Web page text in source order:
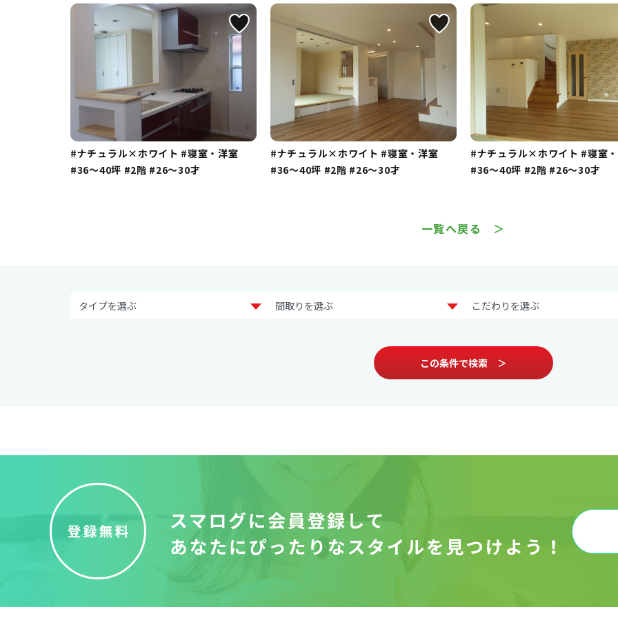
#ナチュラル×ホワイト #寝室・洋室
#36～40坪 #2階 #26～30才
#ナチュラル×ホワイト #寝室・洋室
#36～40坪 #2階 #26～30才
#ナチュラル×ホワイト #寝室
#36～40坪 #2階 #26～30才
一覧へ戻る ＞